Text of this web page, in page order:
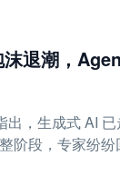
退潮，
出，生成式 AI
阶段，专家纷纷